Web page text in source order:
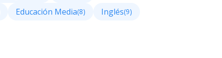
Educación Media(8) Inglés(9)